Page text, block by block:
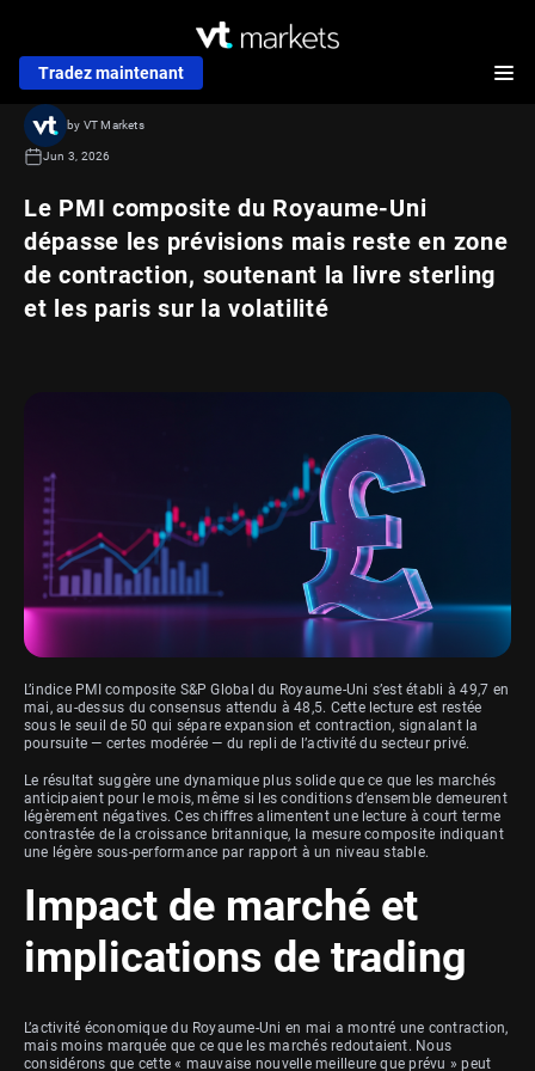
Tradez maintenant
Le PMI composite du Royaume-Uni
dépasse les prévisions mais reste en zone
de contraction, soutenant la livre sterling
et les paris sur la volatilité
by VT Markets
Jun 3, 2026
L’indice PMI composite S&P Global du Royaume-Uni s’est établi à 49,7 en
mai, au-dessus du consensus attendu à 48,5. Cette lecture est restée
sous le seuil de 50 qui sépare expansion et contraction, signalant la
poursuite — certes modérée — du repli de l’activité du secteur privé.
Le résultat suggère une dynamique plus solide que ce que les marchés
anticipaient pour le mois, même si les conditions d’ensemble demeurent
légèrement négatives. Ces chiffres alimentent une lecture à court terme
contrastée de la croissance britannique, la mesure composite indiquant
une légère sous-performance par rapport à un niveau stable.
Impact de marché et
implications de trading
L’activité économique du Royaume-Uni en mai a montré une contraction,
mais moins marquée que ce que les marchés redoutaient. Nous
considérons que cette « mauvaise nouvelle meilleure que prévu » peut